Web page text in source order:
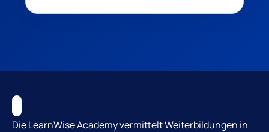
Die LearnWise Academy vermittelt Weiterbildungen in